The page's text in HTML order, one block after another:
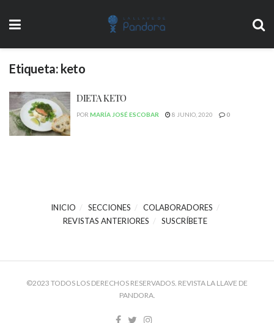
Etiqueta: keto
DIETA KETO
POR MARÍA JOSÉ ESCOBAR 8 JUNIO, 2020 0
INICIO SECCIONES
COLABORADORES
REVISTAS ANTERIORES
SUSCRÍBETE
©2023 TODOS LOS DERECHOS RESERVADOS. REVISTA LA LLAVE DE
PANDORA.